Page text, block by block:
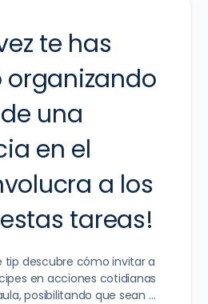
te has
una
en el
a los
tareas!
tip descubre cómo invitar a
en acciones cotidianas
posibilitando que sean …